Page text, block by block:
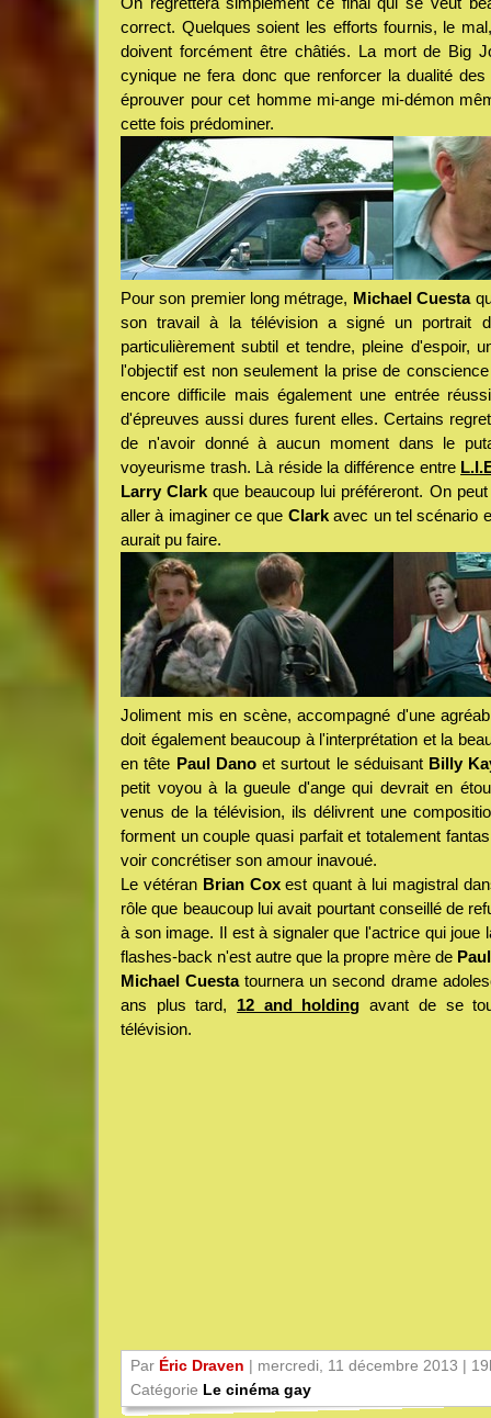
correct. Quelques soient les efforts fournis, le
doivent forcément être châtiés. La mort de Big
cynique ne fera donc que renforcer la dualité
éprouver pour cet homme mi-ange mi-démon
cette fois prédominer.
Pour son premier long métrage, Michael Cuesta
son travail à la télévision a signé un portrait
particulièrement subtil et tendre, pleine d'espoir,
l'objectif est non seulement la prise de
encore difficile mais également une entrée
d'épreuves aussi dures furent elles. Certains
de n'avoir donné à aucun moment dans le
voyeurisme trash. Là réside la différence entre
Larry Clark que beaucoup lui préféreront. On
aller à imaginer ce que Clarkavec un tel scénario
aurait pu faire.
Joliment mis en scène, accompagné d'une
doit également beaucoup à l'interprétation et la
en tête Paul Danoet surtout le séduisant Billy
petit voyou à la gueule d'ange qui devrait en
venus de la télévision, ils délivrent une
forment un couple quasi parfait et totalement
voir concrétiser son amour inavoué.
Le vétéran Brian Coxest quant à lui magistral
rôle que beaucoup lui avait pourtant conseillé de
à son image. Il est à signaler que l'actrice qui joue
flashes-back n'est autre que la propre mère de
Michael Cuestatournera un second drame
ans plus tard, 12 and holding avant de se
télévision.
Par Éric Draven | mercredi, 11 décembre 2013 |
Catégorie Le cinéma gay